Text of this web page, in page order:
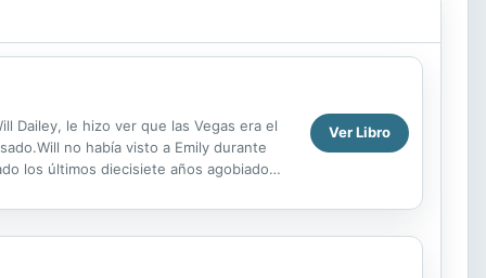
Dailey, le hizo ver que las Vegas era el
no había visto a Emily durante
los últimos diecisiete años agobiado
Ver Libro